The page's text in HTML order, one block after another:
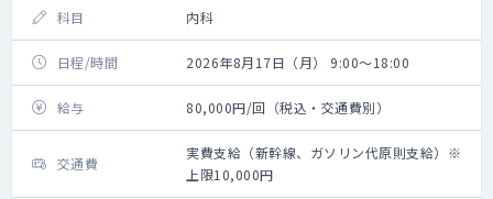
科目 内科
日程/時間 2026年8月17日（月） 9:00～18:00
給与 80,000円/回（税込・交通費別）
交通費
実費支給（新幹線、ガソリン代原則支給）※
上限10,000円